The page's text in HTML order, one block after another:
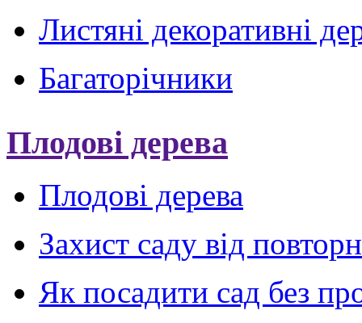
Листяні декоративні
Багаторічники
Плодові дерева
Плодові дерева
Захист саду від
Як посадити сад без